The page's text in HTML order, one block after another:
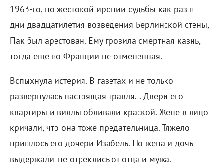
1963-го, по жестокой иронии судьбы как раз в
дни двадцатилетия возведения Берлинской стены,
Пак был арестован. Ему грозила смертная казнь,
тогда еще во Франции не отмененная.
Вспыхнула истерия. В газетах и не только
развернулась настоящая травля... Двери его
квартиры и виллы обливали краской. Жене в лицо
кричали, что она тоже предательница. Тяжело
пришлось его дочери Изабель. Но жена и дочь
выдержали, не отреклись от отца и мужа.